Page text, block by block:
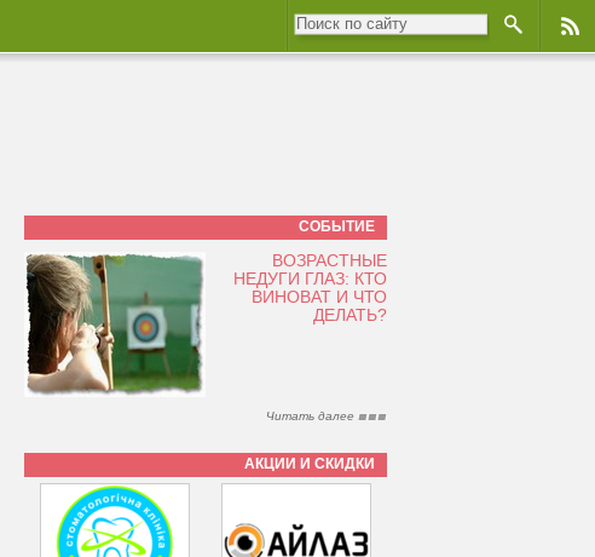
СОБЫТИЕ
ВОЗРАСТНЫЕ
НЕДУГИ ГЛАЗ: КТО
ВИНОВАТ И ЧТО
ДЕЛАТЬ?
Читать далее
АКЦИИ И СКИДКИ